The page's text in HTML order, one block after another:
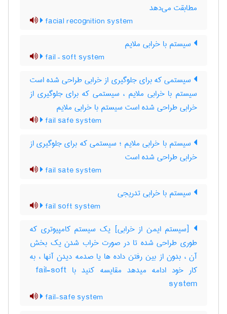
مطابقت می‌دهد
facial recognition system
سیستم با خرابی ملایم
fail – soft system
سیستمی که برای جلوگیری از خرابی طراحی شده است
سیستم با خرابی ملایم ، سیستمی که برای جلوگیری از
خرابی طراحی شده است سیستم با خرابی ملایم
fail safe system
سیستم با خرابی ملایم ؛ سیستمی که برای جلوگیری از
خرابی طراحی شده است
fail sate system
سیستم با خرابی تدریجی
fail soft system
[سیستم ایمن از خرابی] یک سیستم کامپیوتری که
طوری طراحی شده تا در صورت خراب شدن یک بخش
آن ، بدون از بین رفتن داده ها یا صدمه دیدن آنها ، به
کار خود ادامه میدهد مقایسه کنید با ‎ fail-soft
system
fail-safe system